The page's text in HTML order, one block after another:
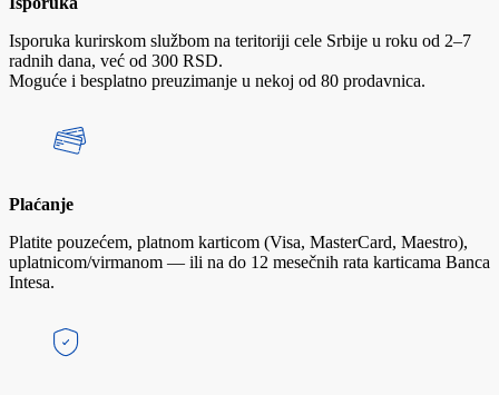
Isporuka kurirskom službom na teritoriji cele Srbije u roku od 2–7
radnih dana, već od 300 RSD.
Moguće i besplatno preuzimanje u nekoj od 80 prodavnica.
Plaćanje
Platite pouzećem, platnom karticom (Visa, MasterCard, Maestro),
uplatnicom/virmanom — ili na do 12 mesečnih rata karticama Banca
Intesa.